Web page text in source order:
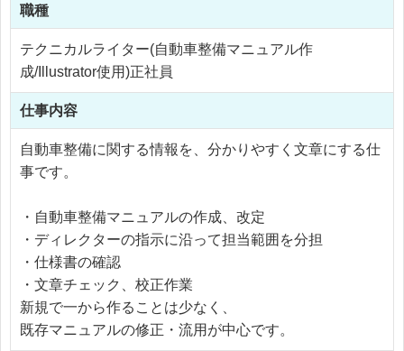
職種
テクニカルライター(自動車整備マニュアル作
成/Illustrator使用)正社員
仕事内容
自動車整備に関する情報を、分かりやすく文章にする仕
事です。
・自動車整備マニュアルの作成、改定
・ディレクターの指示に沿って担当範囲を分担
・仕様書の確認
・文章チェック、校正作業
新規で一から作ることは少なく、
既存マニュアルの修正・流用が中心です。